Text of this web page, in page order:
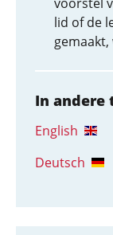
lid of de
In andere
English
Deutsch